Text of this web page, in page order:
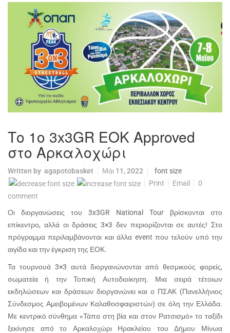
Το 1ο 3x3GR EOK Approved
στο Αρκαλοχώρι
Written by agapotobasket Μάι 11, 2022
font size
Print
Email
0
comment
Οι διοργανώσεις του 3x3GR National Tour βρίσκονται στο
επίκεντρο, αλλά οι δράσεις 3×3 δεν περιορίζονται σε αυτές! Στο
πρόγραμμα περιλαμβάνονται και άλλα event που τελούν υπό την
αιγίδα και την έγκριση της ΕΟΚ.
Τα τουρνουά 3×3 αυτά διοργανώνονται από θεσμικούς φορείς,
σωματεία ή την Τοπική Αυτοδιοίκηση. Μια σειρά τέτοιων
εκδηλώσεων και δράσεων διοργανώνει και ο ΠΣΑΚ (Πανελλήνιος
Σύνδεσμος Αμειβομένων Καλαθοσφαιριστών) σε όλη την Ελλάδα.
Με κεντρικό σύνθημα «Τάπα στη βία και στον Ρατσισμό» το ταξίδι
ξεκίνησε από το Αρκαλοχώρι Ηρακλείου του Δήμου Μίνωα